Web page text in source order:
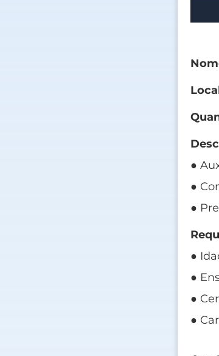
●
●
●
●
●
●
●